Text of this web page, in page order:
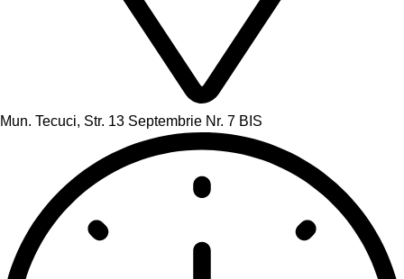
Mun. Tecuci, Str. 13 Septembrie Nr. 7 BIS